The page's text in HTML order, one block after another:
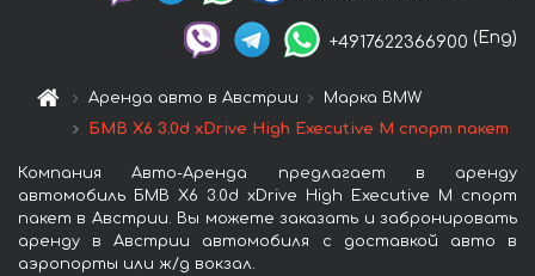
+4917622366900 (Eng)
Аренда авто в Австрии
Марка BMW
БМВ X6 3.0d xDrive High Executive M спорт пакет
Компания Авто-Аренда предлагает в аренду
автомобиль БМВ X6 3.0d xDrive High Executive M спорт
пакет в Австрии. Вы можете заказать и забронировать
аренду в Австрии автомобиля с доставкой авто в
аэропорты или ж/д вокзал.